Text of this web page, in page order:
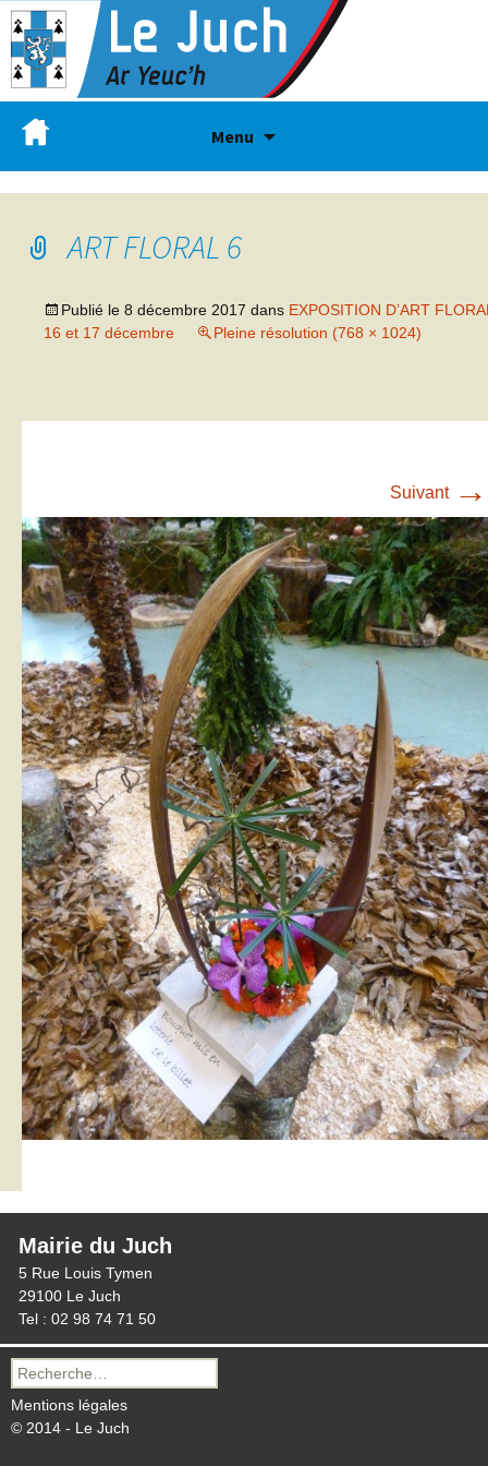
Menu
ART FLORAL 6
Publié le 8 décembre 2017 dans EXPOSITION D’ART
16 et 17 décembre
Pleine résolution (768 × 1024)
Suivant →
Mairie du Juch
5 Rue Louis Tymen
29100 Le Juch
Tel : 02 98 74 71 50
Recherche
pour :
Mentions légales
© 2014 - Le Juch